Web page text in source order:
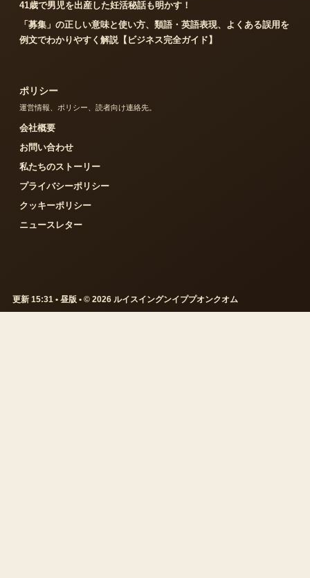
41歳で男児を出産した妊活秘話も明かす！
「募集」の正しい意味と使い方、類語・英語表現、よくある誤用を
例文でわかりやすく解説【ビジネス完全ガイド】
ポリシー
運営情報、ポリシー、読者向け連絡先。
会社概要
お問い合わせ
私たちのストーリー
プライバシーポリシー
クッキーポリシー
ニュースレター
更新 15:31 • 昼版 • © 2026 ルイスイングンイププオンクオム